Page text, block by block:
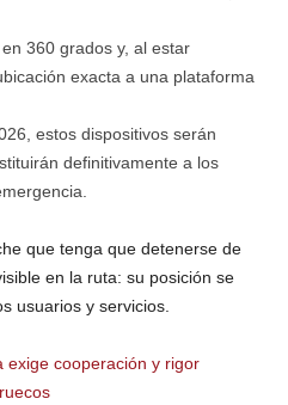
360 grados y, al estar
exacta a una plataforma
estos dispositivos serán
definitivamente a los
que tenga que detenerse de
en la ruta: su posición se
usuarios y servicios.
exige cooperación y rigor